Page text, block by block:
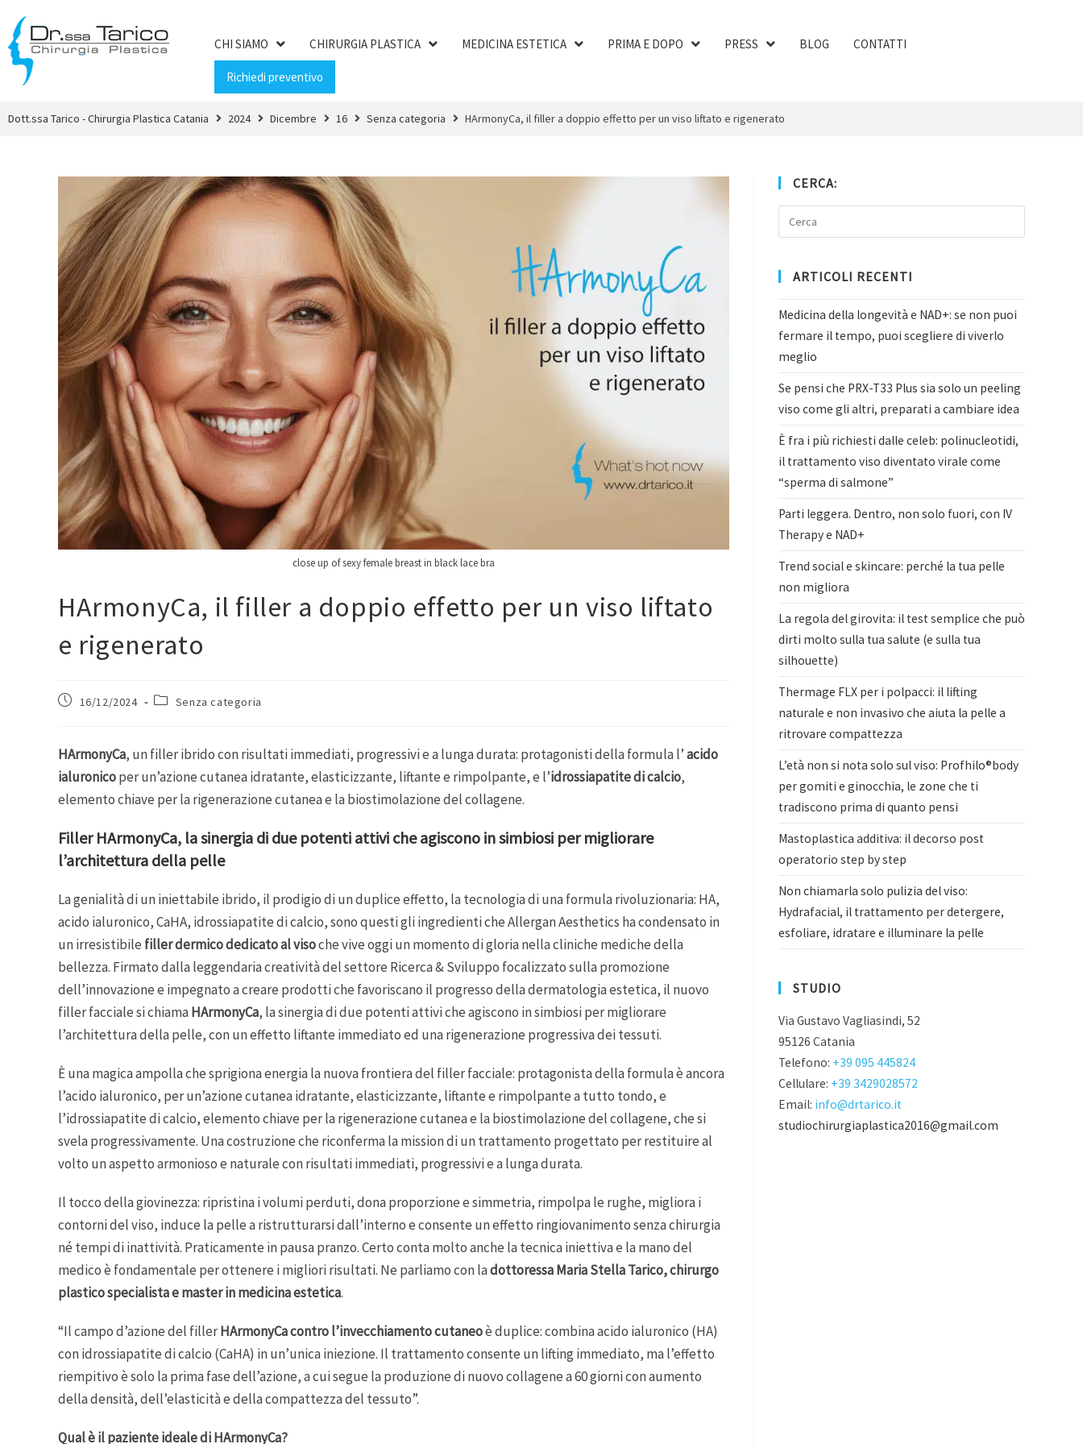
CHI SIAMO CHIRURGIA PLASTICA MEDICINA ESTETICA PRIMA E DOPO PRESS BLOG CONTATTI
Richiedi preventivo
Dott.ssa Tarico - Chirurgia Plastica Catania 2024 Dicembre 16 Senza categoria HArmonyCa, il filler a doppio effetto per un viso liftato e rigenerato
close up of sexy female breast in black lace bra
HArmonyCa, il filler a doppio effetto per un viso liftato
e rigenerato
16/12/2024 Senza categoria
HArmonyCa, un filler ibrido con risultati immediati, progressivi e a lunga durata: protagonisti della formula l’acido
ialuronicoper un’azione cutanea idratante, elasticizzante, liftante e rimpolpante, e l’idrossiapatite di calcio,
elemento chiave per la rigenerazione cutanea e la biostimolazione del collagene.
Filler HArmonyCa, la sinergia di due potenti attivi che agiscono in simbiosi per migliorare
l’architettura della pelle
La genialità di un iniettabile ibrido, il prodigio di un duplice effetto, la tecnologia di una formula rivoluzionaria: HA,
acido ialuronico, CaHA, idrossiapatite di calcio, sono questi gli ingredienti che Allergan Aesthetics ha condensato in
un irresistibile filler dermico dedicato al visoche vive oggi un momento di gloria nella cliniche mediche della
bellezza. Firmato dalla leggendaria creatività del settore Ricerca & Sviluppo focalizzato sulla promozione
dell’innovazione e impegnato a creare prodotti che favoriscano il progresso della dermatologia estetica, il nuovo
filler facciale si chiamaHArmonyCa, la sinergia di due potenti attivi che agiscono in simbiosi per migliorare
l’architettura della pelle, con un effetto liftante immediato ed una rigenerazione progressiva dei tessuti.
È una magica ampolla che sprigiona energia la nuova frontiera del filler facciale: protagonista della formula è ancora
l’acido ialuronico, per un’azione cutanea idratante, elasticizzante, liftante e rimpolpante a tutto tondo, e
l’idrossiapatite di calcio, elemento chiave per la rigenerazione cutanea e la biostimolazione del collagene, che si
svela progressivamente. Una costruzione che riconferma la mission di un trattamento progettato per restituire al
volto un aspetto armonioso e naturale con risultati immediati, progressivi e a lunga durata.
Il tocco della giovinezza: ripristina i volumi perduti, dona proporzione e simmetria, rimpolpa le rughe, migliora i
contorni del viso, induce la pelle a ristrutturarsi dall’interno e consente un effetto ringiovanimento senza chirurgia
né tempi di inattività. Praticamente in pausa pranzo. Certo conta molto anche la tecnica iniettiva e la mano del
medico è fondamentale per ottenere i migliori risultati. Ne parliamo con ladottoressa Maria Stella Tarico, chirurgo
plastico specialista e master in medicina estetica.
“Il campo d’azione del fillerHArmonyCa contro l’invecchiamento cutaneoè duplice: combina acido ialuronico (HA)
con idrossiapatite di calcio (CaHA) in un’unica iniezione. Il trattamento consente un lifting immediato, ma l’effetto
riempitivo è solo la prima fase dell’azione, a cui segue la produzione di nuovo collagene a 60 giorni con aumento
della densità, dell’elasticità e della compattezza del tessuto”.
Qual è il paziente ideale di HArmonyCa?
CERCA:
ARTICOLI RECENTI
Medicina della longevità e NAD+: se non puoi
fermare il tempo, puoi scegliere di viverlo
meglio
Se pensi che PRX-T33 Plus sia solo un peeling
viso come gli altri, preparati a cambiare idea
È fra i più richiesti dalle celeb: polinucleotidi,
il trattamento viso diventato virale come
“sperma di salmone”
Parti leggera. Dentro, non solo fuori, con IV
Therapy e NAD+
Trend social e skincare: perché la tua pelle
non migliora
La regola del girovita: il test semplice che può
dirti molto sulla tua salute (e sulla tua
silhouette)
Thermage FLX per i polpacci: il lifting
naturale e non invasivo che aiuta la pelle a
ritrovare compattezza
L’età non si nota solo sul viso: Profhilo®body
per gomiti e ginocchia, le zone che ti
tradiscono prima di quanto pensi
Mastoplastica additiva: il decorso post
operatorio step by step
Non chiamarla solo pulizia del viso:
Hydrafacial, il trattamento per detergere,
esfoliare, idratare e illuminare la pelle
STUDIO
Via Gustavo Vagliasindi, 52
95126 Catania
Telefono: +39 095 445824
Cellulare: +39 3429028572
Email: info@drtarico.it
studiochirurgiaplastica2016@gmail.com